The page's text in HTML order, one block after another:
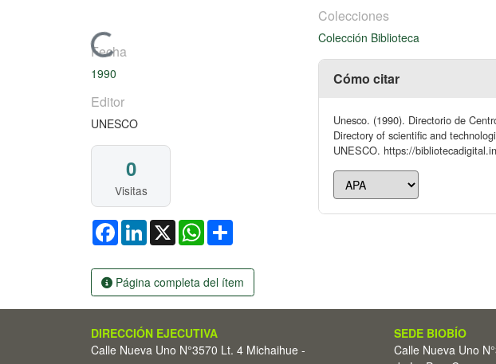
Cargando...
Fecha
1990
Editor
UNESCO
0
Visitas
FacebookLinkedIn
X WhatsApp
Página completa del ítem
Colecciones
Colección Biblioteca
Cómo citar
Unesco. (1990). Directorio de
Directory of scientific and
UNESCO. https://
DIRECCIÓN EJECUTIVA
Calle Nueva Uno N°3570 Lt. 4 Michaihue -
SEDE BIOBÍO
Calle Nueva Uno